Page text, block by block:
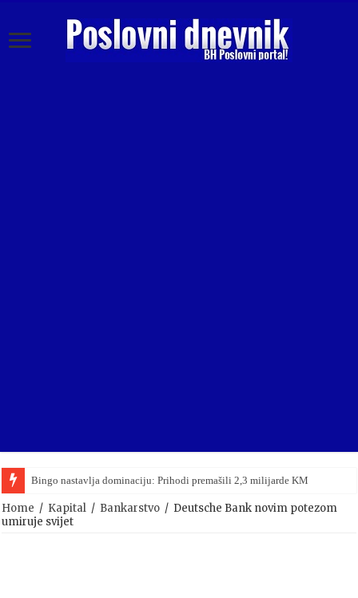
Bingo nastavlja dominaciju: Prihodi premašili 2,3 milijarde KM
Home / Kapital / Bankarstvo / Deutsche Bank novim potezom
umiruje svijet